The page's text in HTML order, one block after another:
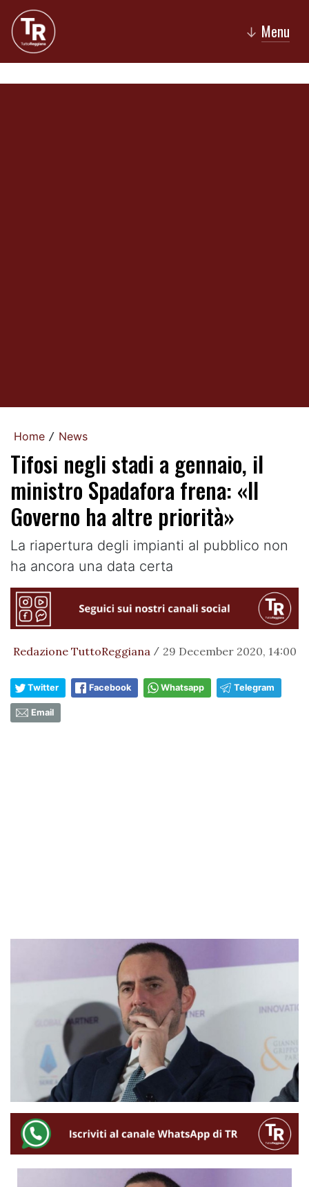
↓ Menu
Home / News
Tifosi negli stadi a gennaio, il
ministro Spadafora frena: «Il
Governo ha altre priorità»
La riapertura degli impianti al pubblico non
ha ancora una data certa
Redazione TuttoReggiana / 29 December 2020, 14:00
Twitter Facebook Whatsapp Telegram
Email